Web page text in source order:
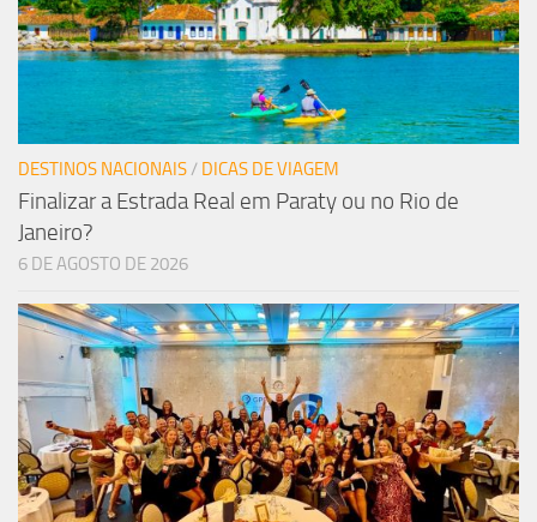
DESTINOS NACIONAIS/ DICAS DE VIAGEM
Finalizar a Estrada Real em Paraty ou no Rio de
Janeiro?
6 DE AGOSTO DE 2026